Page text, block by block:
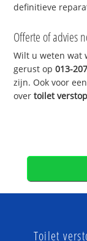
definitieve
Offerte of advies
Wilt u weten wat
gerust op013-
zijn. Ook voor
overtoilet
Toilet